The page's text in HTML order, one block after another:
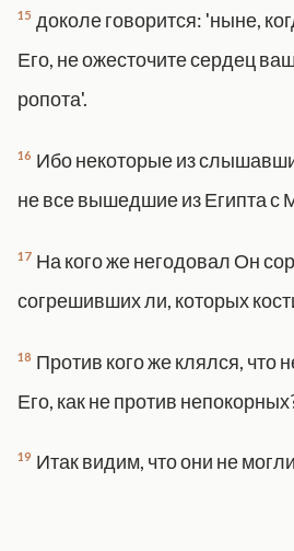
15 доколе говорится: 'ныне,
Его, не ожесточите сердец
ропота'.
16 Ибо некоторые из
не все вышедшие из Египта с
17 На кого же негодовал Он
согрешивших ли, которых
18 Против кого же клялся, что
Его, как не против
19 Итак видим, что они не